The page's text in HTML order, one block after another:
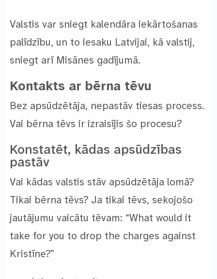
Valstis var sniegt kalendāra iekārtošanas
palīdzību, un to iesaku Latvijai, kā valstij,
sniegt arī Misānes gadījumā.
Kontakts ar bērna tēvu
Bez apsūdzētāja, nepastāv tiesas process.
Vai bērna tēvs ir izraisījis šo procesu?
Konstatēt, kādas apsūdzības
pastāv
Vai kādas valstis stāv apsūdzētāja lomā?
Tikai bērna tēvs? Ja tikai tēvs, sekojošo
jautājumu vaicātu tēvam: “What would it
take for you to drop the charges against
Kristīne?”